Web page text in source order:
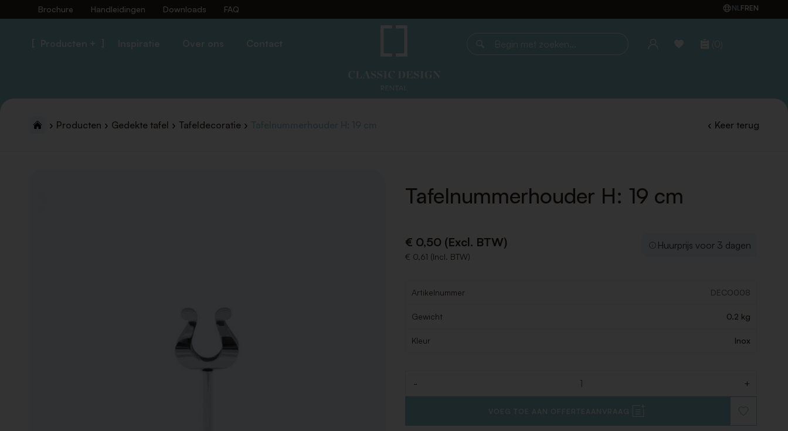
Brochure Handleidingen Downloads FAQ NLFREN
Producten + Inspiratie Over ons Contact
Begin met zoeken... (0)
Producten Gedekte tafel Tafeldecoratie Tafelnummerhouder H: 19 cm Keer terug
Tafelnummerhouder H: 19 cm
€ 0,50 (Excl. BTW)
€ 0,61 (Incl. BTW)
Huurprijs voor 3 dagen
Artikelnummer DECO008
Gewicht 0.2 kg
Kleur Inox
- +
VOEG TOE AAN OFFERTEAANVRAAG
TOE